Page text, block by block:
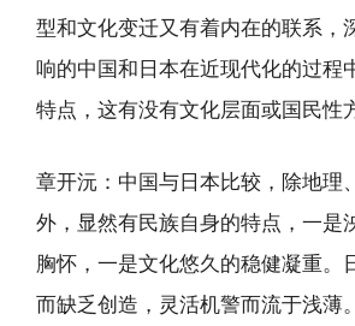
型和文化变迁又有着内在的联系，
响的中国和日本在近现代化的过程
特点，这有没有文化层面或国民性
章开沅：中国与日本比较，除地理
外，显然有民族自身的特点，一是
胸怀，一是文化悠久的稳健凝重。
而缺乏创造，灵活机警而流于浅薄